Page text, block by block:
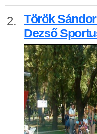
2. Török
Dezső